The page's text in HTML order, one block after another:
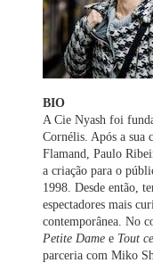
BIO
A Cie Nyash foi
Cornélis. Após a sua
Flamand, Paulo
a criação para o
1998. Desde então,
espectadores mais
contemporânea. No
Petite Dame e Tout
parceria com Miko